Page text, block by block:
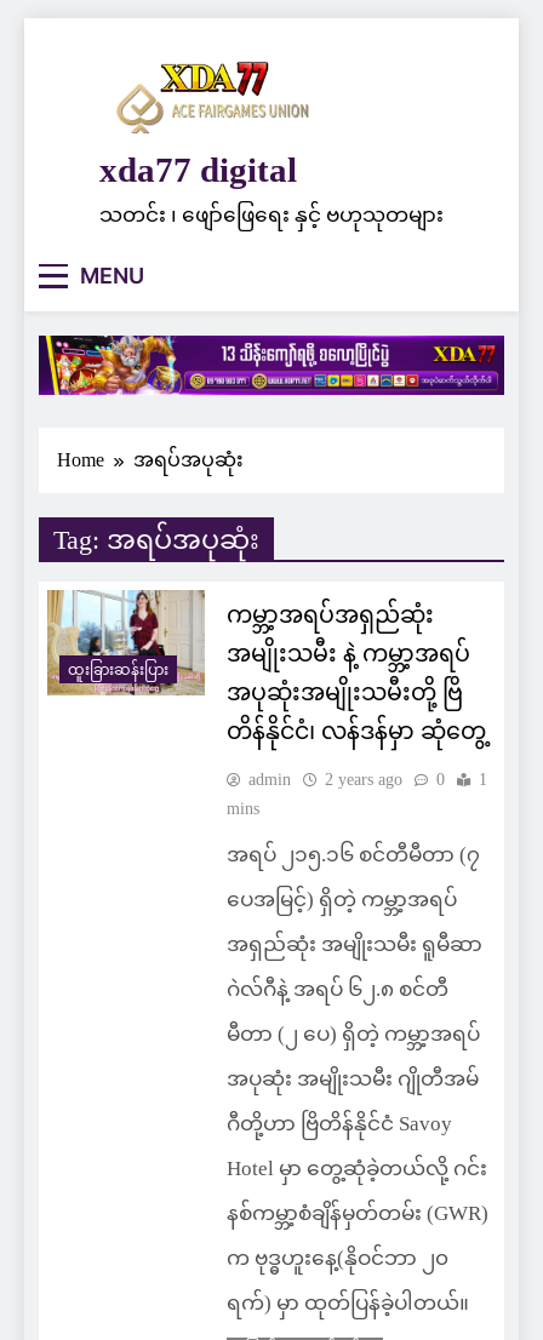
xda77 digital
သတင်း ၊ ဖျော်ဖြေရေး နှင့် ဗဟုသုတများ
MENU
Home အရပ်အပုဆုံး
Tag: အရပ်အပုဆုံး
ထူးခြားဆန်းပြား
ကမ္ဘာ့အရပ်အရှည်ဆုံး
အမျိုးသမီး နဲ့ ကမ္ဘာ့အရပ်
အပုဆုံးအမျိုးသမီးတို့ ဗြိ
တိန်နိုင်ငံ၊ လန်ဒန်မှာ ဆုံတွေ့
admin 2 years ago 0
1
mins
အရပ် ၂၁၅.၁၆ စင်တီမီတာ (၇
ပေအမြင့်) ရှိတဲ့ ကမ္ဘာ့အရပ်
အရှည်ဆုံး အမျိုးသမီး ရူမီဆာ
ဂဲလ်ဂီနဲ့ အရပ် ၆၂.၈ စင်တီ
မီတာ (၂ ပေ) ရှိတဲ့ ကမ္ဘာ့အရပ်
အပုဆုံး အမျိုးသမီး ဂျိုတီအမ်
ဂီတို့ဟာ ဗြိတိန်နိုင်ငံ Savoy
Hotel မှာ တွေ့ဆုံခဲ့တယ်လို့ ဂင်း
နစ်ကမ္ဘာ့စံချိန်မှတ်တမ်း (GWR)
က ဗုဒ္ဓဟူးနေ့(နိုဝင်ဘာ ၂၀
ရက်) မှာ ထုတ်ပြန်ခဲ့ပါတယ်။